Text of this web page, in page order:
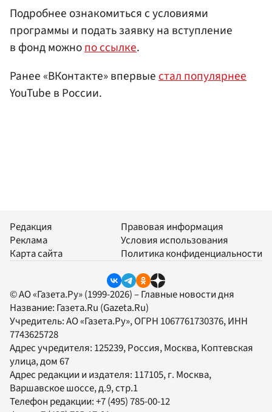
Подробнее ознакомиться с условиями
программы и подать заявку на вступление
в фонд можнопо ссылке.
Ранее «ВКонтакте» впервыестал популярнее
YouTube в России.
Редакция
Реклама
Карта сайта
Правовая информация
Условия использования
Политика конфиденциальности
© АО «Газета.Ру» (1999-2026) – Главные новости дня
Название: Газета.Ru (Gazeta.Ru)
Учредитель:АО «Газета.Ру», ОГРН 1067761730376, ИНН
7743625728
Адрес учредителя: 125239, Россия, Москва, Коптевская
улица, дом 67
Адрес редакции и издателя: 117105, г. Москва,
Варшавское шоссе, д.9, стр.1
Телефон редакции:+7 (495) 785-00-12